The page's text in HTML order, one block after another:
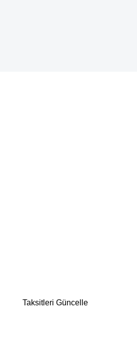
Taksitleri Güncelle